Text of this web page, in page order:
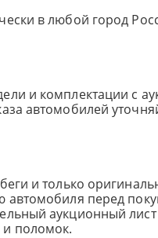
в любой город
и комплектации с
автомобилей
и только
автомобиля перед
аукционный лист
поломок.